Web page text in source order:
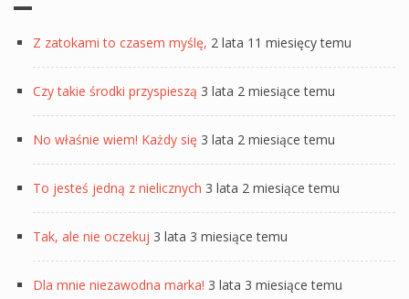
Z zatokami to czasem myślę, 2 lata 11 miesięcy temu
Czy takie środki przyspieszą 3 lata 2 miesiące temu
No właśnie wiem! Każdy się 3 lata 2 miesiące temu
To jesteś jedną z nielicznych 3 lata 2 miesiące temu
Tak, ale nie oczekuj 3 lata 3 miesiące temu
Dla mnie niezawodna marka! 3 lata 3 miesiące temu